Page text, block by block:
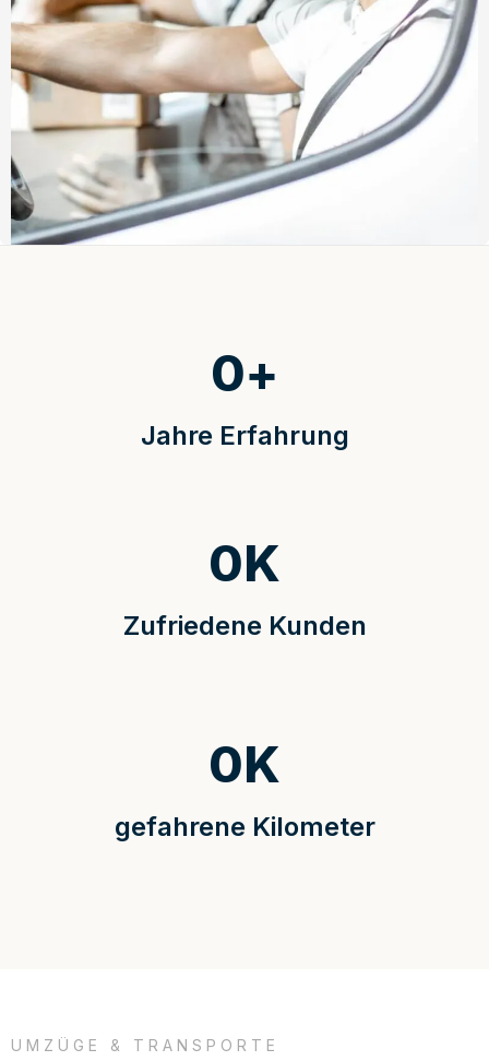
Jahre Erfahrung
0+
Zufriedene Kunden
0K
gefahrene Kilometer
0K
UMZÜGE & TRANSPORTE